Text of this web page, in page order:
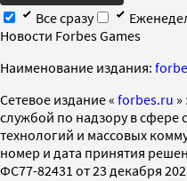
Все сразу
Новости Forbes Games
Наименование издания:
Cетевое издание « forbes.ru
службой по надзору в
технологий и массовых
номер и дата принятия
ФС77-82431 от 23 декабря